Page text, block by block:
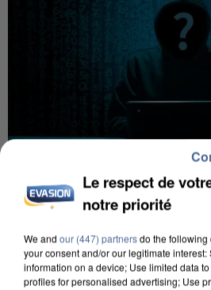
7 août 2026
Les données de 300 000
Intermarché après une...
Les données bancaires ne
Le respect de
notre priorité
We and our (447) partnersdo the following
your consent and/or our legitimate interest:
information on a device; Use limited data
profiles for personalised advertising; Use